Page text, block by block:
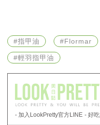
#指甲油 #Flormar
#輕羽指甲油
- 加入LookPretty官方LINE - 好